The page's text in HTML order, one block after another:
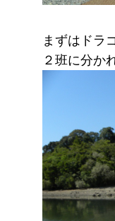
まずはドラ
２班に分か